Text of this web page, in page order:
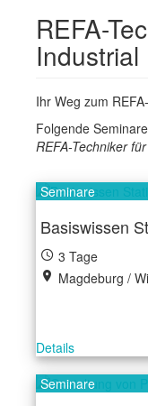
REFA-
Ihr Weg zum
Folgende
REFA-Techniker
Seminare
Basiswissen
3 Tage
Magdeburg /
Details
Seminare